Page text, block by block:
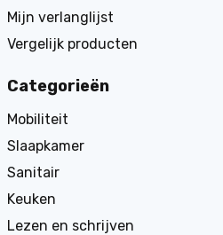
Mijn verlanglijst
Vergelijk producten
Categorieën
Mobiliteit
Slaapkamer
Sanitair
Keuken
Lezen en schrijven